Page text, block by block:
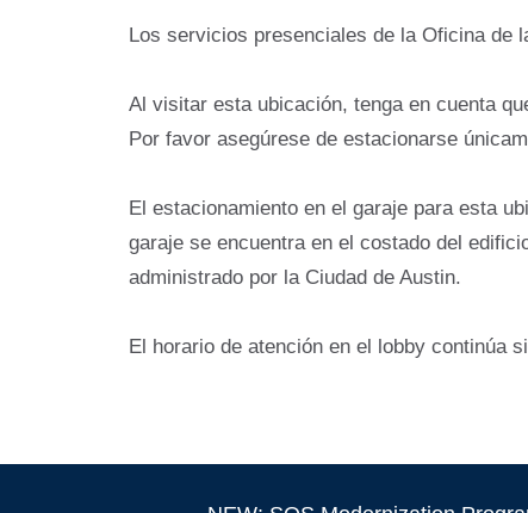
Los servicios presenciales de la Oficina de
Al visitar esta ubicación, tenga en cuenta
Por favor asegúrese de estacionarse
El estacionamiento en el garaje para esta
garaje se encuentra en el costado del
administrado por la Ciudad de Austin.
El horario de atención en el lobby continúa